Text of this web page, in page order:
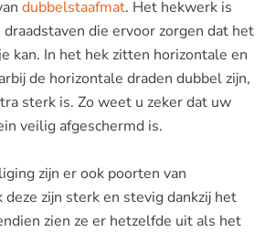
dubbelstaafmat. Het hekwerk is
die ervoor zorgen dat het
kan. In het hek zitten horizontale en
de horizontale draden dubbel zijn,
sterk is. Zo weet u zeker dat uw
veilig afgeschermd is.
zijn er ook poorten van
zijn sterk en stevig dankzij het
zien ze er hetzelfde uit als het